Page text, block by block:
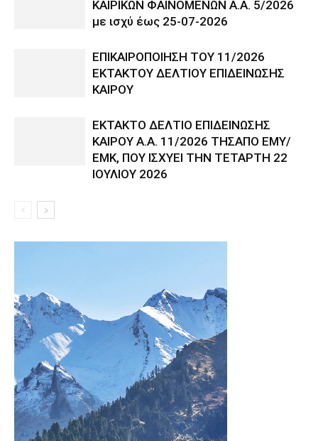
ΚΑΙΡΙΚΩΝ ΦΑΙΝΟΜΕΝΩΝ Α.Α. 5/2026
με ισχύ έως 25-07-2026
ΕΠΙΚΑΙΡΟΠΟΙΗΣΗ ΤΟΥ 11/2026
ΕΚΤΑΚΤΟΥ ΔΕΛΤΙΟΥ ΕΠΙΔΕΙΝΩΣΗΣ
ΚΑΙΡΟΥ
ΕΚΤΑΚΤΟ ΔΕΛΤΙΟ ΕΠΙΔΕΙΝΩΣΗΣ
ΚΑΙΡΟΥ Α.Α. 11/2026 ΤΗΣΑΠΟ ΕΜΥ/
ΕΜΚ, ΠΟΥ ΙΣΧΥΕΙ ΤΗΝ ΤΕΤΑΡΤΗ 22
ΙΟΥΛΙΟΥ 2026